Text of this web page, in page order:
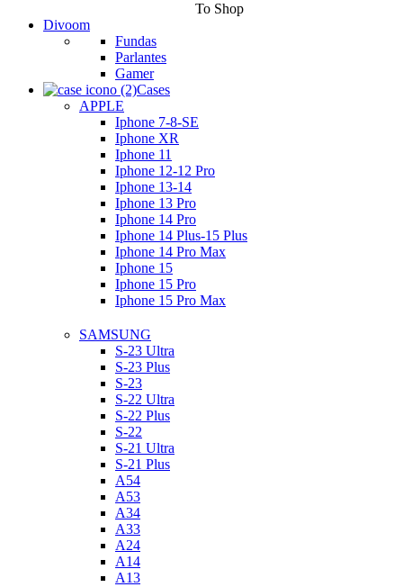
To Shop
Divoom
Fundas
Parlantes
Gamer
Cases
APPLE
Iphone 7-8-SE
Iphone XR
Iphone 11
Iphone 12-12 Pro
Iphone 13-14
Iphone 13 Pro
Iphone 14 Pro
Iphone 14 Plus-15 Plus
Iphone 14 Pro Max
Iphone 15
Iphone 15 Pro
Iphone 15 Pro Max
SAMSUNG
S-23 Ultra
S-23 Plus
S-23
S-22 Ultra
S-22 Plus
S-22
S-21 Ultra
S-21 Plus
A54
A53
A34
A33
A24
A14
A13